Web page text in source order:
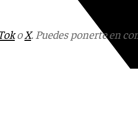
oX. Puedes ponerte en